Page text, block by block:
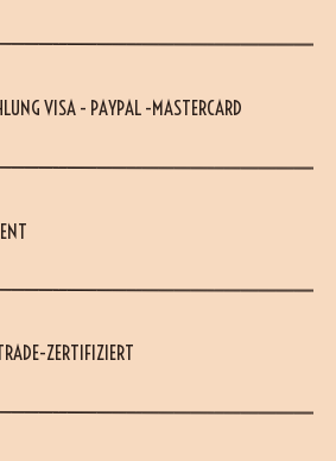
VISA - PAYPAL -MASTERCARD
ZERTIFIZIERT